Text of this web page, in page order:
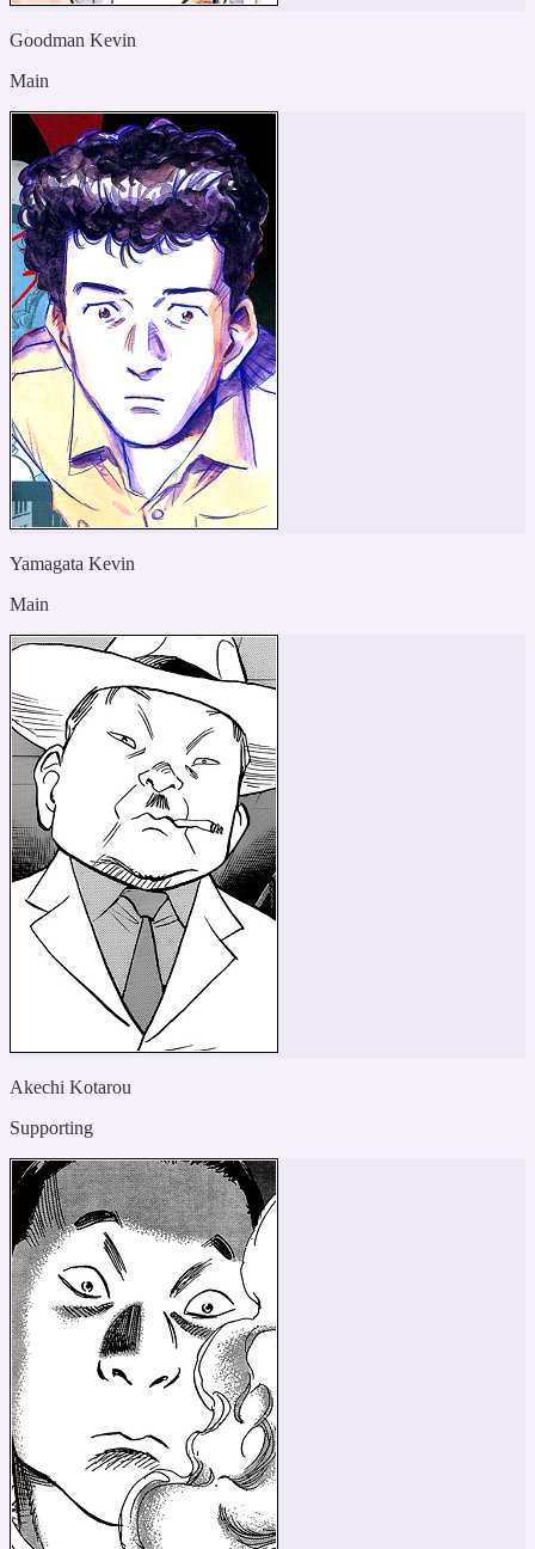
Goodman Kevin
Main
Yamagata Kevin
Main
Akechi Kotarou
Supporting